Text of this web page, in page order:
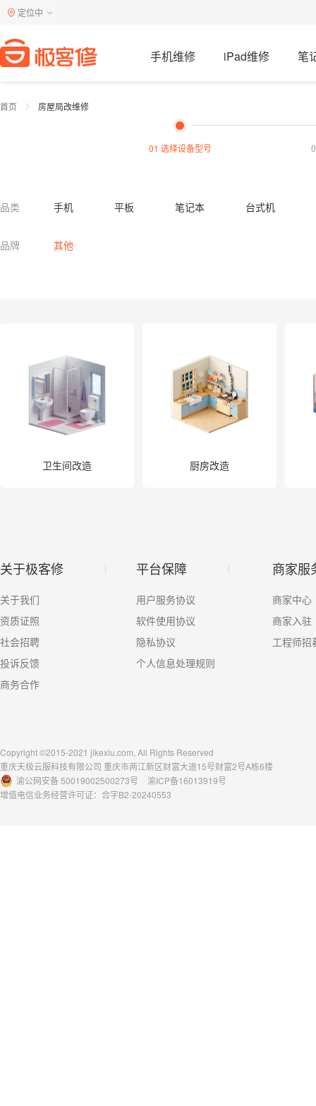
定位中
手机维修 iPad维修 笔
首页 房屋局改维修
01 选择设备型号
品类 手机 平板 笔记本
台式机
品牌 其他
卫生间改造 厨房改造
关于极客修
关于我们
资质证照
社会招聘
投诉反馈
商务合作
平台保障
用户服务协议
软件使用协议
隐私协议
个人信息处理规则
商家服
商家中心
商家入驻
工程师招
Copyright ©2015-2021 jikexiu.com, All Rights Reserved
重庆天极云服科技有限公司 重庆市两江新区财富大道15号财富2号A栋6楼
渝公网安备 50019002500273号
渝ICP备16013919号
增值电信业务经营许可证：合字B2-20240553